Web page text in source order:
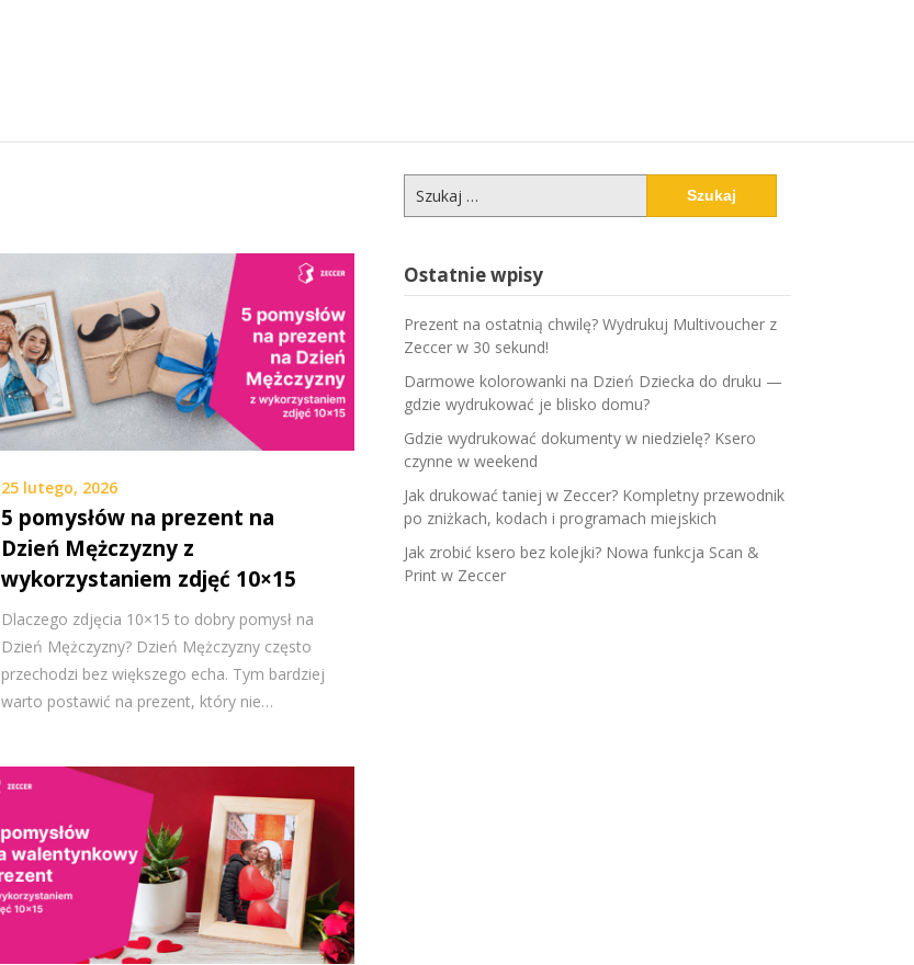
25 lutego, 2026
5 pomysłów na prezent na
Dzień Mężczyzny z
wykorzystaniem zdjęć 10×15
Dlaczego zdjęcia 10×15 to dobry pomysł na
Dzień Mężczyzny? Dzień Mężczyzny często
przechodzi bez większego echa. Tym bardziej
warto postawić na prezent, który nie…
Szukaj:
Ostatnie wpisy
Prezent na ostatnią chwilę? Wydrukuj Multivoucher z
Zeccer w 30 sekund!
Darmowe kolorowanki na Dzień Dziecka do druku —
gdzie wydrukować je blisko domu?
Gdzie wydrukować dokumenty w niedzielę? Ksero
czynne w weekend
Jak drukować taniej w Zeccer? Kompletny przewodnik
po zniżkach, kodach i programach miejskich
Jak zrobić ksero bez kolejki? Nowa funkcja Scan &
Print w Zeccer